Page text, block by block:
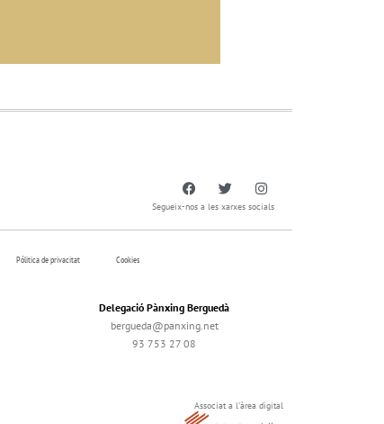
Segueix-nos a les xarxes socials
Pólitica de privacitat Cookies
Delegació Pànxing Berguedà
bergueda@panxing.net
93 753 27 08
Associat a l'àrea digital